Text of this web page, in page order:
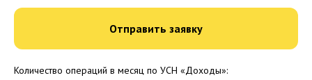
Отправить заявку
Количество операций в месяц по УСН «Доходы»: